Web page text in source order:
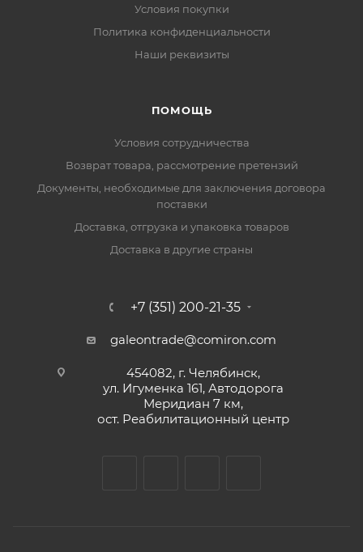
Условия покупки
Политика конфиденциальности
Наши реквизиты
ПОМОЩЬ
Условия сотрудничества
Возврат товара, рассмотрение претензий
Документы, необходимые для заключения договора
поставки
Доставка, отгрузка и упаковка товаров
Доставка в другие страны
+7 (351) 200-21-35
galeontrade@comiron.com
454082, г. Челябинск,
ул. Игуменка 161, Автодорога
Меридиан 7 км,
ост. Реабилитационный центр